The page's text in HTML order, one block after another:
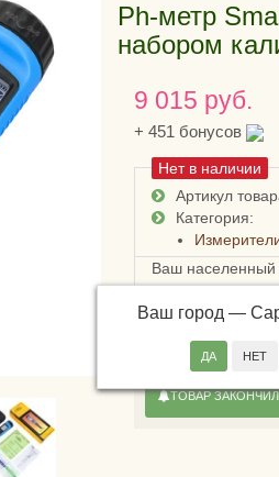
Ph-метр
набором
9 015 руб.
+451 бонусов
Нет в наличии
Артикул
Категория:
Ваш населенный
Ваш город —
Доставка в
России, СДЭКом,
4х дней,
ТОВАР